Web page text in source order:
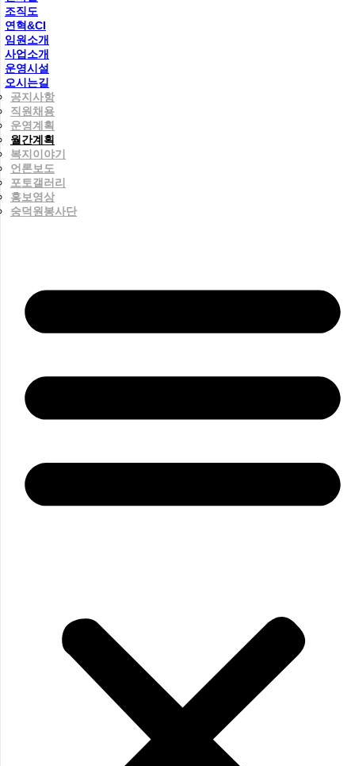
조직도
연혁&CI
임원소개
사업소개
운영시설
오시는길
공지사항
직원채용
운영계획
월간계획
복지이야기
언론보도
포토갤러리
홍보영상
숭덕원봉사단